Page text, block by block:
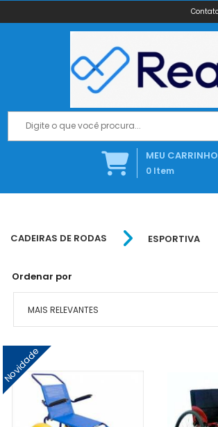
MEU CARRINHO
0 Item
CADEIRAS DE RODAS ESPORTIVA
Ordenar por
MAIS RELEVANTES
MAIS VENDIDOS
MENOR PREÇO
MAIOR PREÇO
Novidade